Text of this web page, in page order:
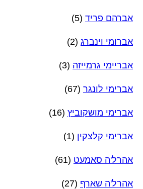
אברהם פריד (5)
אברומי וינברג (2)
אבריימי גרמייזה (3)
אברימי לונגר (67)
אברימי מושקוביץ (16)
אברימי קלצקין (1)
אהרל'ה סאמעט (61)
אהרל'ה שארף (27)